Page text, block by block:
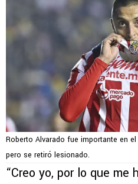
Roberto Alvarado fue importante en
pero se retiró lesionado.
“Creo yo, por lo que me